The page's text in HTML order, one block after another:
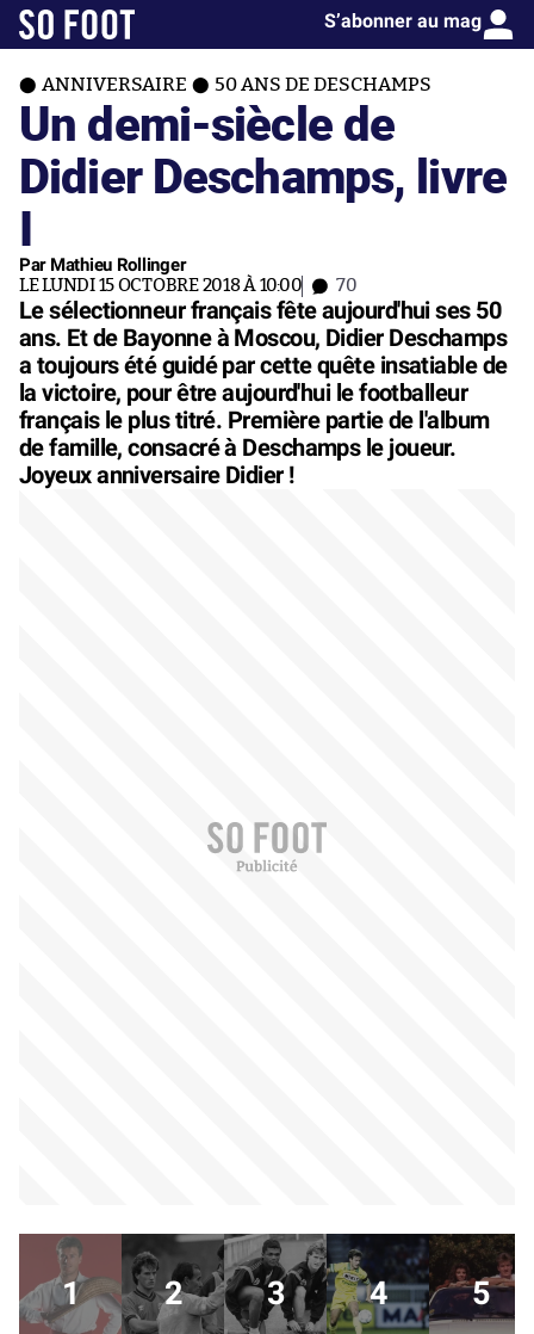
S’abonner au mag
ANNIVERSAIRE 50 ANS DE DESCHAMPS
Un demi-siècle de
Didier Deschamps, livre
I
Par Mathieu Rollinger
LE LUNDI 15 OCTOBRE 2018 À 10:00 70
Le sélectionneur français fête aujourd'hui ses 50
ans. Et de Bayonne à Moscou, Didier Deschamps
a toujours été guidé par cette quête insatiable de
la victoire, pour être aujourd'hui le footballeur
français le plus titré. Première partie de l'album
de famille, consacré à Deschamps le joueur.
Joyeux anniversaire Didier !
1 2 3 4 5